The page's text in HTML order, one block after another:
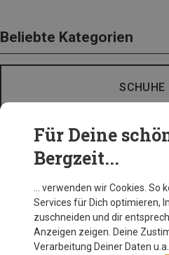
Beliebte Kategorien
SCHUHE
Für Deine
Bergzeit...
… verwenden wir Cookies. So
Services für Dich optimieren,
zuschneiden und dir
Anzeigen zeigen. Deine
Verarbeitung Deiner Daten